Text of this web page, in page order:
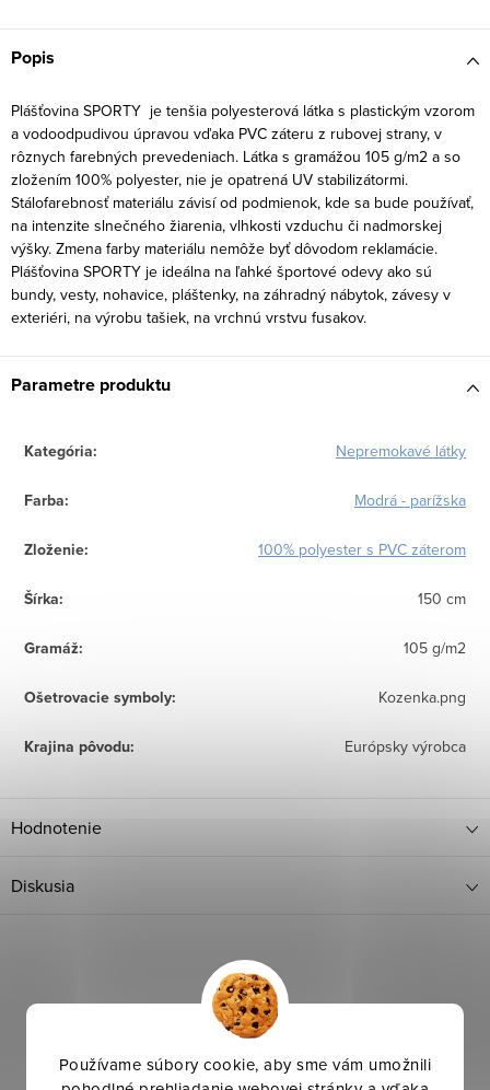
Používame súbory cookie, aby sme vám umožnili
Popis
Plášťovina SPORTY je tenšia polyesterová látka s plastickým vzorom
a vodoodpudivou úpravou vďaka PVC záteru z rubovej strany, v
rôznych farebných prevedeniach. Látka s gramážou 105 g/m2 a so
zložením 100% polyester, nie je opatrená UV stabilizátormi.
Stálofarebnosť materiálu závisí od podmienok, kde sa bude používať,
na intenzite slnečného žiarenia, vlhkosti vzduchu či nadmorskej
výšky. Zmena farby materiálu nemôže byť dôvodom reklamácie.
Plášťovina SPORTY je ideálna na ľahké športové odevy ako sú
bundy, vesty, nohavice, pláštenky, na záhradný nábytok, závesy v
exteriéri, na výrobu tašiek, na vrchnú vrstvu fusakov.
Parametre produktu
Kategória: Nepremokavé látky
Farba: Modrá - parížska
Zloženie: 100% polyester s PVC záterom
Šírka: 150 cm
Gramáž: 105 g/m2
Ošetrovacie symboly: Kozenka.png
Krajina pôvodu: Európsky výrobca
Hodnotenie
Diskusia